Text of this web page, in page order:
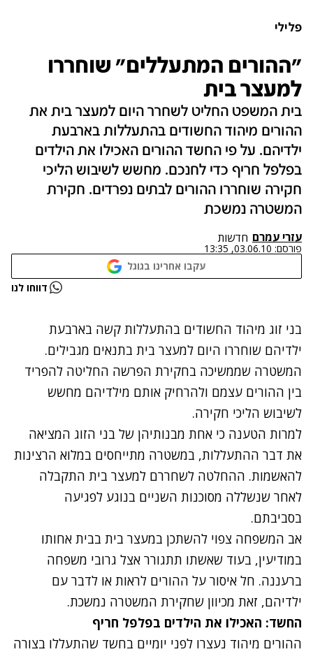
פלילי
"ההורים המתעללים" שוחררו
למעצר בית
בית המשפט החליט לשחרר היום למעצר בית את
ההורים מיהוד החשודים בהתעללות בארבעת
ילדיהם. על פי החשד ההורים האכילו את הילדים
בפלפל חריף כדי לחנכם. מחשש לשיבוש הליכי
חקירה שוחררו ההורים לבתים נפרדים. חקירת
המשטרה נמשכת
עזרי עמרם חדשות
פורסם: 03.06.10, 13:35
עקבו אחרינו בגוגל
נתקלנו בבעיה דווחו לנו
בני זוג מיהוד החשודים בהתעללות קשה בארבעת
ילדיהם שוחררו היום למעצר בית בתנאים מגבילים.
המשטרה שממשיכה בחקירת הפרשה החליטה להפריד
בין ההורים עצמם ולהרחיק אותם מילדיהם מחשש
לשיבוש הליכי חקירה.
למרות הטענה כי אחת מבנותיהן של בני הזוג המציאה
את דבר ההתעללות, במשטרה מתייחסים במלוא הרצינות
להאשמות. ההחלטה לשחררם למעצר בית התקבלה
לאחר שנשללה מסוכנות השניים בנוגע לפגיעה
בסביבתם.
אב המשפחה צפוי להשתכן במעצר בית בבית אחותו
במודיעין, בעוד שאשתו תתגורר אצל גרובי משפחה
ברעננה. חל איסור על ההורים לראות או לדבר עם
ילדיהם, זאת מכיוון שחקירת המשטרה נמשכת.
החשד: האכילו את הילדים בפלפל חריף
ההורים מיהוד נעצרו לפני יומיים בחשד שהתעללו בצורה